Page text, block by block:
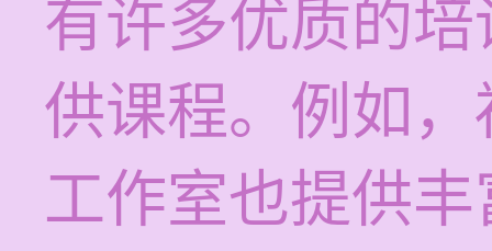
有许多优质的
供课程。例如
工作室也提供